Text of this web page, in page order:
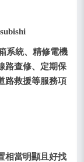
系統、精修電機
路查修、定期保
路救援等服務項
相當明顯且好找